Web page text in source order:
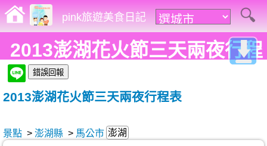
pink旅遊美食日記
2013澎湖花火節三天兩夜行程
2013澎湖花火節三天兩夜行程表
景點 > 澎湖縣 > 馬公市 澎湖